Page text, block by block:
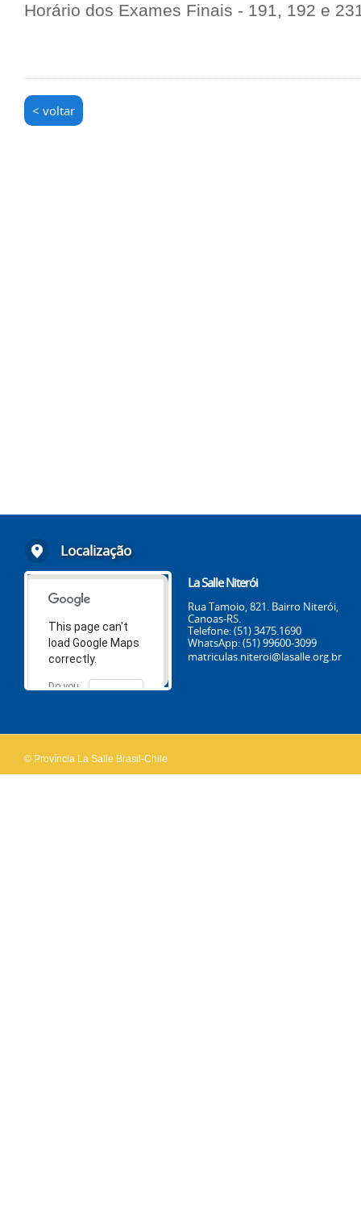
Horário dos Exames Finais - 191, 192 e
< voltar
Localização
This page can't
load Google Maps
correctly.
Do you
OK
La Salle Niterói
Rua Tamoio, 821. Bairro Niterói,
Canoas-RS.
Telefone: (51) 3475.1690
WhatsApp: (51) 99600-3099
matriculas.niteroi@lasalle.org.br
© Província La Salle Brasil-Chile